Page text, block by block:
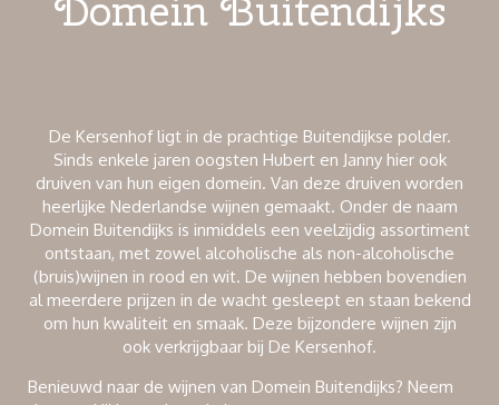
De Kersenhof ligt in de prachtige Buitendijkse polder.
Sinds enkele jaren oogsten Hubert en Janny hier ook
druiven van hun eigen domein. Van deze druiven worden
heerlijke Nederlandse wijnen gemaakt. Onder de naam
Domein Buitendijks is inmiddels een veelzijdig assortiment
ontstaan, met zowel alcoholische als non-alcoholische
(bruis)wijnen in rood en wit. De wijnen hebben bovendien
al meerdere prijzen in de wacht gesleept en staan bekend
om hun kwaliteit en smaak. Deze bijzondere wijnen zijn
ook verkrijgbaar bij De Kersenhof.
Benieuwd naar de wijnen van Domein Buitendijks? Neem